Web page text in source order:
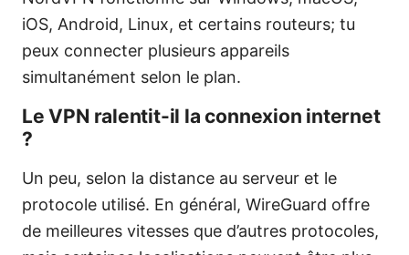
iOS, Android, Linux, et certains routeurs; tu
peux connecter plusieurs appareils
simultanément selon le plan.
Le VPN ralentit-il la connexion internet
?
Un peu, selon la distance au serveur et le
protocole utilisé. En général, WireGuard offre
de meilleures vitesses que d’autres protocoles,